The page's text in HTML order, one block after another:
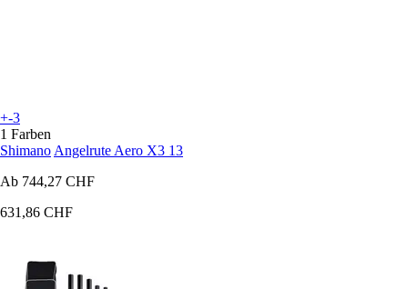
+-3
1 Farben
Shimano Angelrute Aero X3 13
Ab 744,27 CHF
631,86 CHF